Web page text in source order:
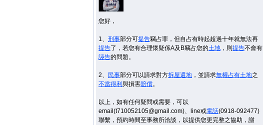
您好，
1、 刑事部分可提告竊占罪，但自占有時起超過十年就無法再
提告了，若您有合理懷疑係A及B竊占您的土地 ，則 提告不會有
誣告的問題。
2、 民事部分可以請求對方拆屋還地 ，並請求無權占有土地之
不當得利 與損害賠償。
以上，如有任何疑問或需要，可以
email(t710052105@gmail.com)、line或電話(0918-092477)
聯繫，預約時間至事務所洽談，以提供您更完整之協助，謝